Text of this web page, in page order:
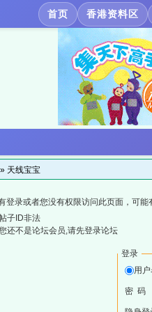
首页 香港资料区
天线宝宝
登录或者您没有权限访问此页面，可能
子ID非法
还不是论坛会员,请先登录论坛
登录
用
密 码